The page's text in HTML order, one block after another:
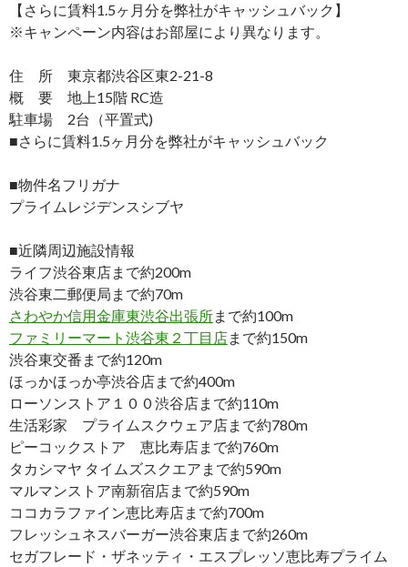
【さらに賃料1.5ヶ月分を弊社がキャッシュバック】
※キャンペーン内容はお部屋により異なります。
住 所 東京都渋谷区東2-21-8
概 要 地上15階 RC造
駐車場 2台（平置式)
■さらに賃料1.5ヶ月分を弊社がキャッシュバック
■物件名フリガナ
プライムレジデンスシブヤ
■近隣周辺施設情報
ライフ渋谷東店まで約200m
渋谷東二郵便局まで約70m
さわやか信用金庫東渋谷出張所まで約100m
ファミリーマート渋谷東２丁目店まで約150m
渋谷東交番まで約120m
ほっかほっか亭渋谷店まで約400m
ローソンストア１００渋谷店まで約110m
生活彩家 プライムスクウェア店まで約780m
ピーコックストア 恵比寿店まで約760m
タカシマヤ タイムズスクエアまで約590m
マルマンストア南新宿店まで約590m
ココカラファイン恵比寿店まで約700m
フレッシュネスバーガー渋谷東店まで約260m
セガフレード・ザネッティ・エスプレッソ恵比寿プライム